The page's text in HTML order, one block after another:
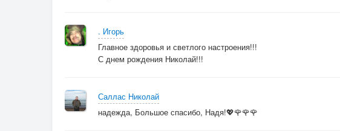
. Игорь
Главное здоровья и светлого настроения!!!
С днем рождения Николай!!!
Саллас Николай
надежда, Большое спасибо, Надя!💖🌹🌹🌹